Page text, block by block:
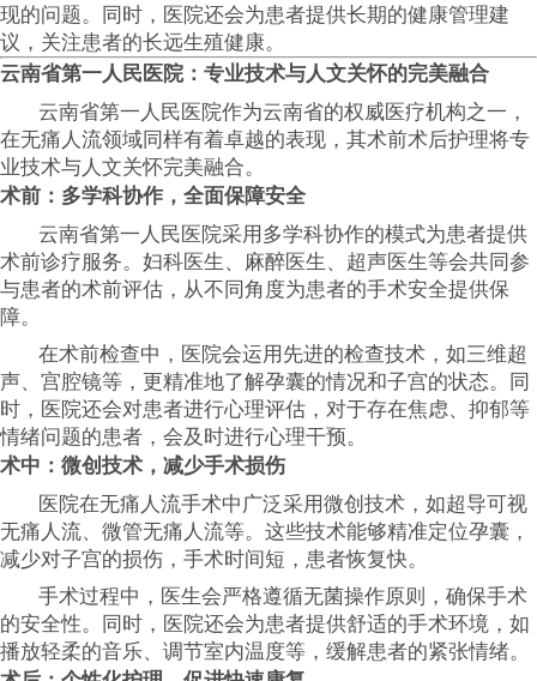
现的问题。同时，医院还会为患者提供长期的健康管理建
议，关注患者的长远生殖健康。
云南省第一人民医院：专业技术与人文关怀的完美融合
云南省第一人民医院作为云南省的权威医疗机构之一，
在无痛人流领域同样有着卓越的表现，其术前术后护理将专
业技术与人文关怀完美融合。
术前：多学科协作，全面保障安全
云南省第一人民医院采用多学科协作的模式为患者提供
术前诊疗服务。妇科医生、麻醉医生、超声医生等会共同参
与患者的术前评估，从不同角度为患者的手术安全提供保
障。
在术前检查中，医院会运用先进的检查技术，如三维超
声、宫腔镜等，更精准地了解孕囊的情况和子宫的状态。同
时，医院还会对患者进行心理评估，对于存在焦虑、抑郁等
情绪问题的患者，会及时进行心理干预。
术中：微创技术，减少手术损伤
医院在无痛人流手术中广泛采用微创技术，如超导可视
无痛人流、微管无痛人流等。这些技术能够精准定位孕囊，
减少对子宫的损伤，手术时间短，患者恢复快。
手术过程中，医生会严格遵循无菌操作原则，确保手术
的安全性。同时，医院还会为患者提供舒适的手术环境，如
播放轻柔的音乐、调节室内温度等，缓解患者的紧张情绪。